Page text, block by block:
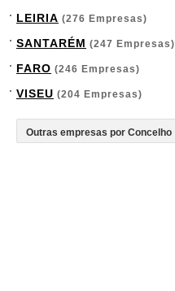
LEIRIA (276 Empresas)
SANTARÉM (247 Empresas)
FARO (246 Empresas)
VISEU (204 Empresas)